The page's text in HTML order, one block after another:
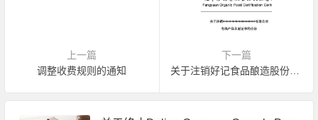
上一篇
调整收费规则的通知
下一篇
关于注销好记食品酿造股份有限公司有机产品认证证书的公告